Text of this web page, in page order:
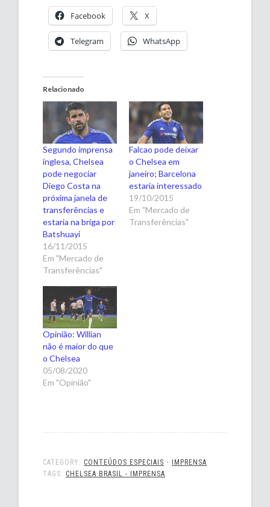
Facebook X
Telegram WhatsApp
Relacionado
Segundo imprensa
inglesa, Chelsea
pode negociar
Diego Costa na
próxima janela de
transferências e
estaria na briga por
Batshuayi
16/11/2015
Em "Mercado de
Transferências"
Falcao pode deixar
o Chelsea em
janeiro; Barcelona
estaria interessado
19/10/2015
Em "Mercado de
Transferências"
Opinião: Willian
não é maior do que
o Chelsea
05/08/2020
Em "Opinião"
CATEGORY: CONTEÚDOS ESPECIAIS • IMPRENSA
TAGS: CHELSEA BRASIL - IMPRENSA